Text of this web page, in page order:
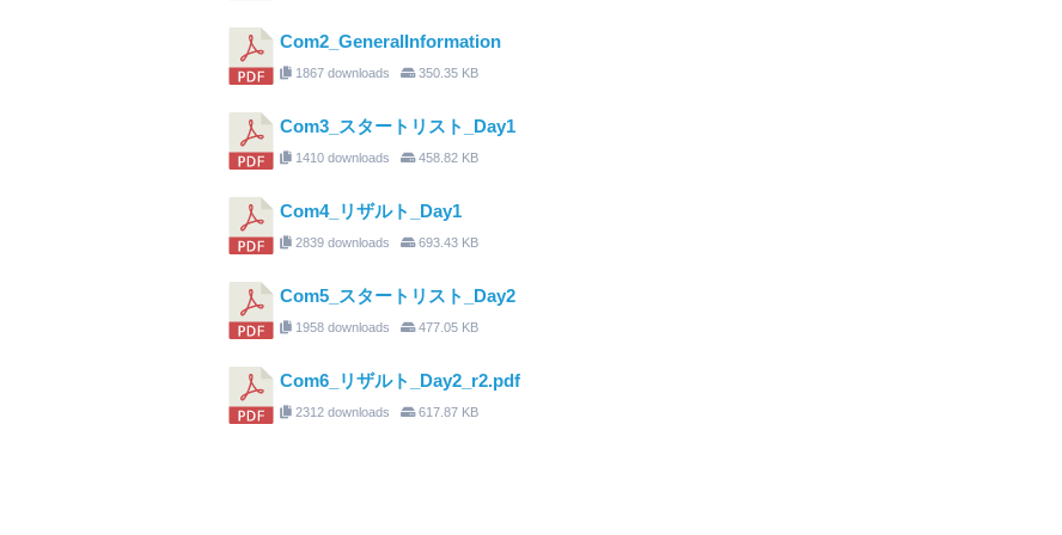
Com2_GeneralInformation
1867 downloads 350.35 KB
Com3_スタートリスト_Day1
1410 downloads 458.82 KB
Com4_リザルト_Day1
2839 downloads 693.43 KB
Com5_スタートリスト_Day2
1958 downloads 477.05 KB
Com6_リザルト_Day2_r2.pdf
2312 downloads 617.87 KB